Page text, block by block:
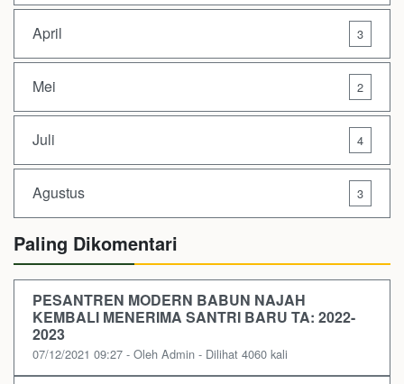
April 3
Mei 2
Juli 4
Agustus 3
Paling Dikomentari
PESANTREN MODERN BABUN NAJAH
KEMBALI MENERIMA SANTRI BARU TA: 2022-
2023
07/12/2021 09:27 - Oleh Admin - Dilihat 4060 kali